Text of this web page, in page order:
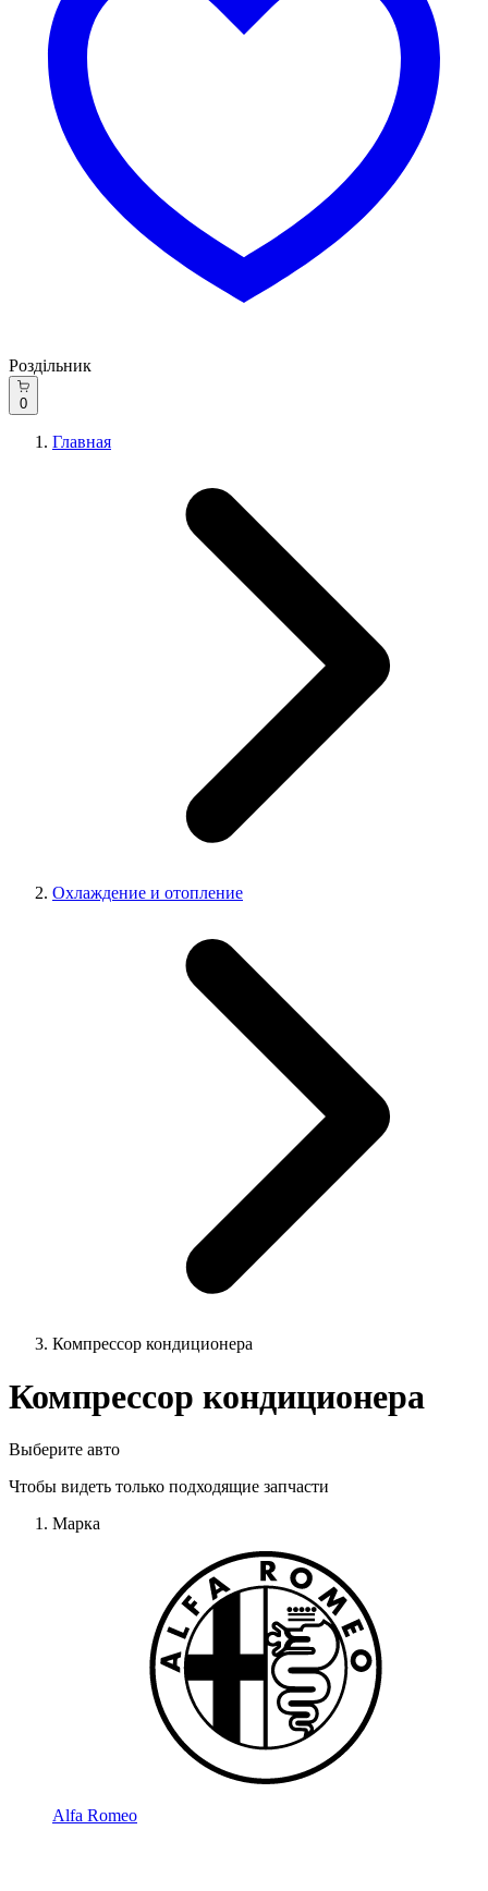
Роздільник
0
Главная
Охлаждение и отопление
Компрессор кондиционера
Компрессор кондиционера
Выберите авто
Чтобы видеть только подходящие запчасти
Марка
Alfa Romeo